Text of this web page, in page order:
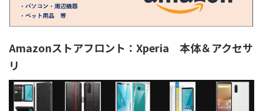
Amazonストアフロント：Xperia 本体＆アクセサ
リ